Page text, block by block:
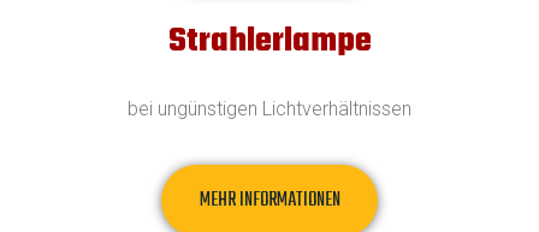
Strahlerlampe
bei ungünstigen Lichtverhältnissen
MEHR INFORMATIONEN